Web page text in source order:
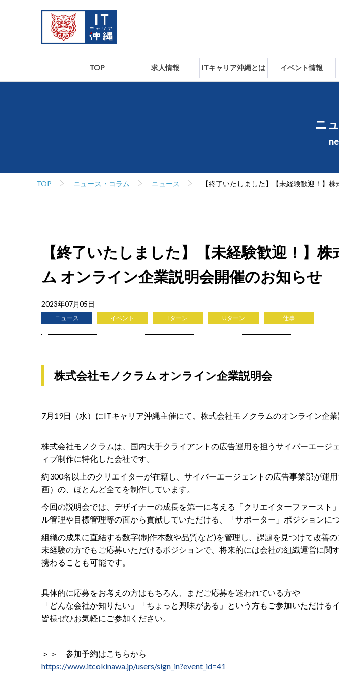
TOP 求人情報 ITキャリア沖縄とは イベント情報
ニ
TOP ニュース・コラム ニュース 【終了いたしました】【未経験歓迎！】
【終了いたしました】【未経験歓迎！】
ム オンライン企業説明会開催のお知らせ
2023年07月05日
ニュース イベント Iターン Uターン 仕事
株式会社モノクラム オンライン企業説明会
7月19日（水）にITキャリア沖縄主催にて、株式会社モノクラムのオンライン企業
株式会社モノクラムは、国内大手クライアントの広告運用を担うサイバーエージ
ィブ制作に特化した会社です。
約300名以上のクリエイターが在籍し、サイバーエージェントの広告事業部が運
画）の、ほとんど全てを制作しています。
今回の説明会では、デザイナーの成長を第一に考える「クリエイターファースト
ル管理や目標管理等の面から貢献していただける、「サポーター」ポジションに
組織の成果に直結する数字(制作本数や品質など)を管理し、課題を見つけて改善の
未経験の方でもご応募いただけるポジションで、将来的には会社の組織運営に関
携わることも可能です。
具体的に応募をお考えの方はもちろん、まだご応募を迷われている方や
「どんな会社か知りたい」「ちょっと興味がある」という方もご参加いただける
皆様ぜひお気軽にご参加ください。
＞＞ 参加予約はこちらから
https://www.itcokinawa.jp/users/sign_in?event_id=41